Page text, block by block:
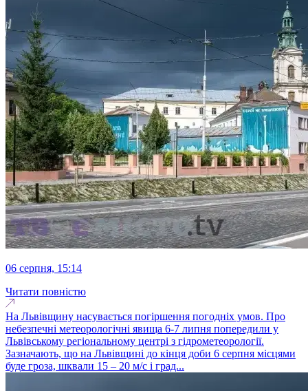
06 серпня, 15:14
Читати повністю
На Львівщину насувається погіршення погодніх умов. Про
небезпечні метеорологічні явища 6-7 липня попередили у
Львівському регіональному центрі з гідрометеорології.
Зазначають, що на Львівщині до кінця доби 6 серпня місцями
буде гроза, шквали 15 – 20 м/с і град...